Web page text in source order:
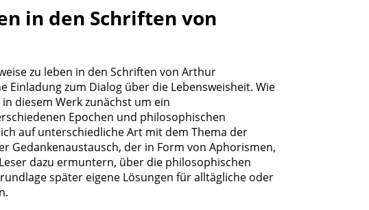
in den Schriften von
zu leben in den Schriften von Arthur
Einladung zum Dialog über die Lebensweisheit. Wie
diesem Werk zunächst um ein
Epochen und philosophischen
auf unterschiedliche Art mit dem Thema der
Gedankenaustausch, der in Form von Aphorismen,
dazu ermuntern, über die philosophischen
später eigene Lösungen für alltägliche oder